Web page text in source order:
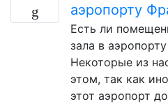
аэропорту
Есть ли
зала в
Некоторые из
этом, так как
этот аэропорт